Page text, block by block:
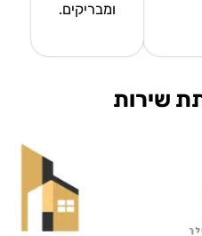
ומבריקים.
שירות